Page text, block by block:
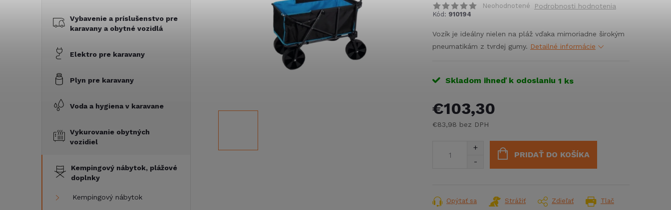
e
Vybavenie a príslušenstvo pre
karavany a obytné vozidlá
Elektro pre karavany
Plyn pre karavany
Voda a hygiena v karavane
Vykurovanie obytných
vozidiel
Kempingový nábytok, plážové
doplnky
Kempingový nábytok
Neohodnotené Podrobnosti hodnotenia
Kód: 910194
Vozík je ideálny nielen na pláž vďaka mimoriadne širokým
pneumatikám z tvrdej gumy. Detailné informácie
Skladom ihneď k odoslaniu 1 ks
€103,30
€83,98 bez DPH
PRIDAŤ DO KOŠÍKA
Tlač
Opýtať sa Strážiť Zdieľať